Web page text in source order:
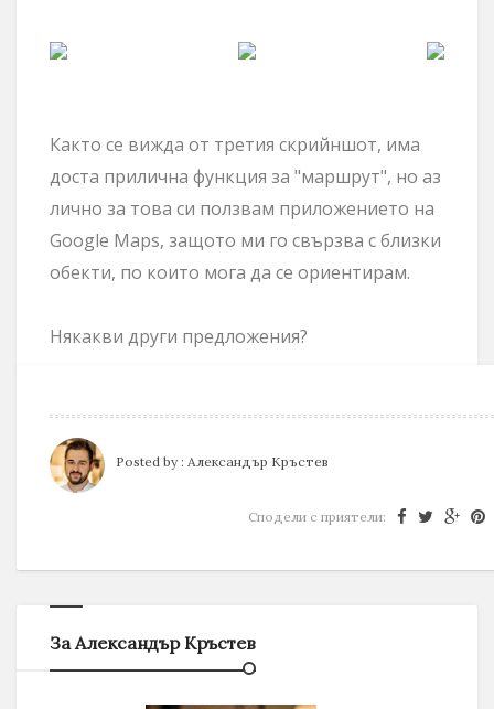
Както се вижда от третия скрийншот, има
доста прилична функция за "маршрут", но аз
лично за това си ползвам приложението на
Google Maps, защото ми го свързва с близки
обекти, по които мога да се ориентирам.
Някакви други предложения?
Posted by : Александър Кръстев
Сподели с приятели:
За Александър Кръстев